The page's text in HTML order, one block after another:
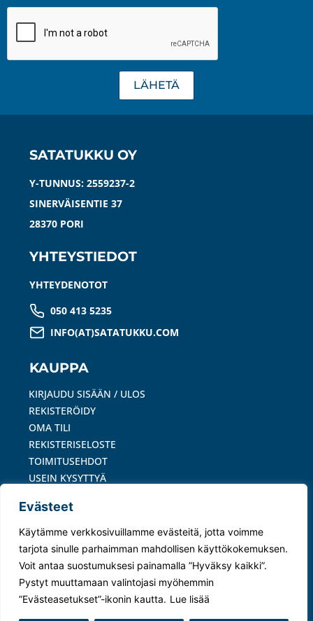
Evästeet
Käytämme verkkosivuillamme evästeitä, jotta voimme
tarjota sinulle parhaimman mahdollisen käyttökokemuksen.
Voit antaa suostumuksesi painamalla ”Hyväksy kaikki”.
Pystyt muuttamaan valintojasi myöhemmin
”Evästeasetukset”-ikonin kautta. Lue lisää
LÄHETÄ
SATATUKKU OY
Y-TUNNUS: 2559237-2
SINERVÄISENTIE 37
28370 PORI
YHTEYSTIEDOT
YHTEYDENOTOT
050 413 5235
INFO(AT)SATATUKKU.COM
KAUPPA
KIRJAUDU SISÄÄN / ULOS
REKISTERÖIDY
OMA TILI
REKISTERISELOSTE
TOIMITUSEHDOT
USEIN KYSYTTYÄ
MAKSUTAVAT